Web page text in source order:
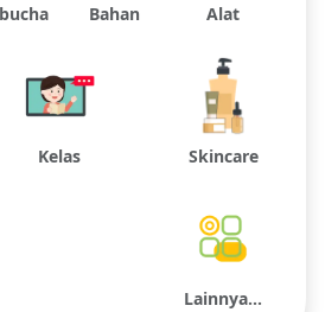
Bahan Alat
Kelas Skincare
Lainnya...